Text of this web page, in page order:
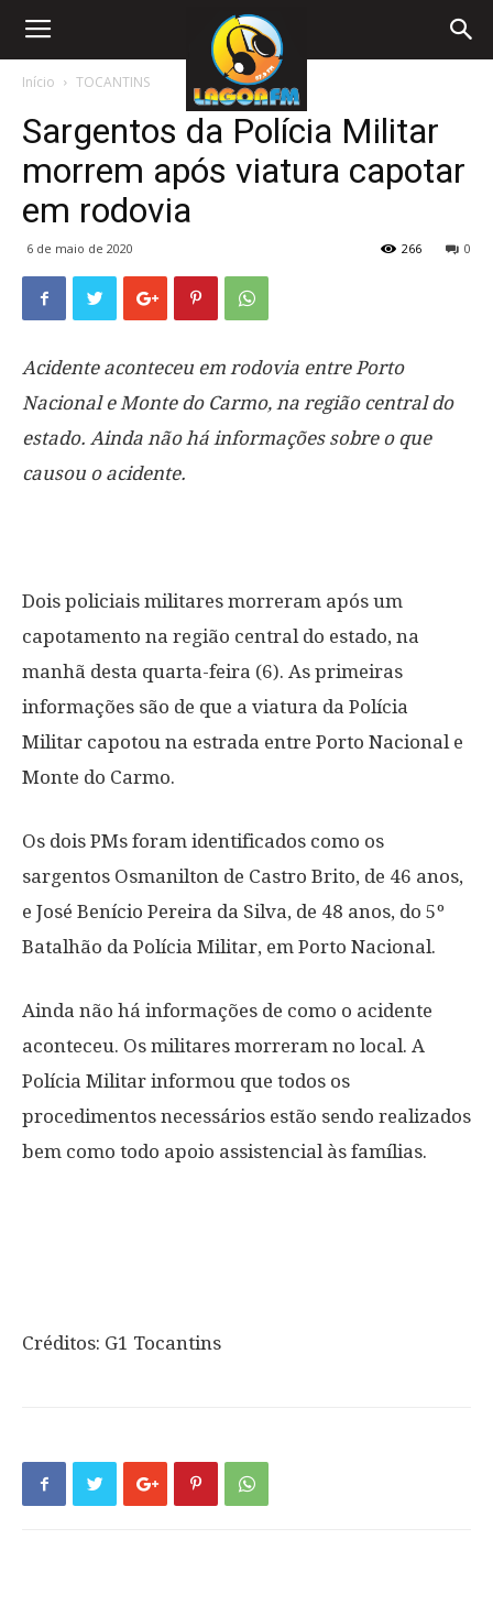
Início TOCANTINS
Sargentos da Polícia Militar
morrem após viatura capotar
em rodovia
6 de maio de 2020 0
266
Acidente aconteceu em rodovia entre Porto
Nacional e Monte do Carmo, na região central do
estado. Ainda não há informações sobre o que
causou o acidente.
Dois policiais militares morreram após um
capotamento na região central do estado, na
manhã desta quarta-feira (6). As primeiras
informações são de que a viatura da Polícia
Militar capotou na estrada entre Porto Nacional e
Monte do Carmo.
Os dois PMs foram identificados como os
sargentos Osmanilton de Castro Brito, de 46 anos,
e José Benício Pereira da Silva, de 48 anos, do 5º
Batalhão da Polícia Militar, em Porto Nacional.
Ainda não há informações de como o acidente
aconteceu. Os militares morreram no local. A
Polícia Militar informou que todos os
procedimentos necessários estão sendo realizados
bem como todo apoio assistencial às famílias.
Créditos: G1 Tocantins